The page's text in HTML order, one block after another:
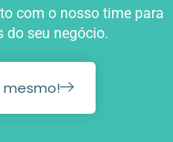
com o nosso time para
do seu negócio.
mesmo!